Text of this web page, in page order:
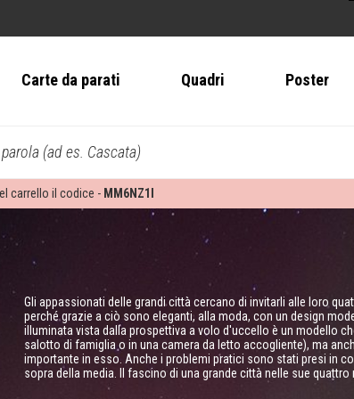
Carte da parati Quadri Poster
(ad es. Cascata)
carrello il codice - MM6NZ1I
Gli appassionati delle grandi città cercano di invitarli alle loro
perché grazie a ciò sono eleganti, alla moda, con un design
illuminata vista dalla prospettiva a volo d'uccello è un modello
salotto di famiglia o in una camera da letto accogliente), ma
importante in esso. Anche i problemi pratici sono stati presi in
sopra della media. Il fascino di una grande città nelle sue quattro